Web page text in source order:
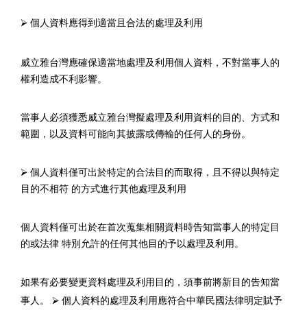
⮚ 個人資料應得到適當且合法的處理及利用
威立雅台灣應確保適當地處理及利用個人資料，不對當事人的
權利造成不利影響。
當事人必須獲悉威立雅台灣擬處理及利用資料的目的、方式和
範圍，以及資料可能向其披露或傳輸的任何人的身份。
⮚ 個人資料僅可出於特定的合法目的而取得，且不得以與特定
目的不相符 的方式進行其他處理及利用
個人資料僅可出於在首次蒐集相關資料時告知當事人的特定目
的或法律 特別允許的任何其他目的予以處理及利用。
如果有必要變更資料處理及利用目的，須事前將新目的告知當
事人。 ⮚ 個人資料的處理及利用應符合中華民國法律明定賦予